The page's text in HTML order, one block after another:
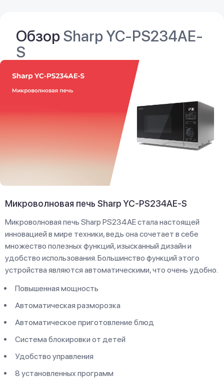
ОбзорSharp YC-PS234AE-
S
Микроволновая печь Sharp YC-PS234AE-S
Микроволновая печь Sharp PS234AE стала настоящей
инновацией в мире техники, ведь она сочетает в себе
множество полезных функций, изысканный дизайн и
удобство использования. Большинство функций этого
устройства являются автоматическими, что очень удобно.
Повышенная мощность
Автоматическая разморозка
Автоматическое приготовление блюд
Система блокировки от детей
Удобство управления
8 установленных программ